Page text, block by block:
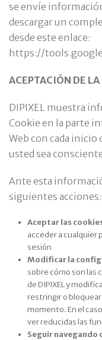
se envíe
descargar un
desde este enlace:
https://
ACEPTACIÓN DE
DIPIXEL muestra
Cookie en la parte
Web con cada inicio
usted sea
Ante esta
siguientes acciones:
Aceptar las
acceder a cualquier
sesión
Modificar la
sobre cómo son las
de DIPIXEL y
restringir o bloquear
momento. En el
ver reducidas las
Seguir navegando